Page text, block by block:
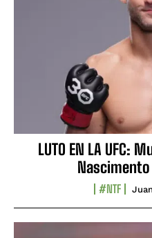
LUTO EN LA UFC:
#NTF